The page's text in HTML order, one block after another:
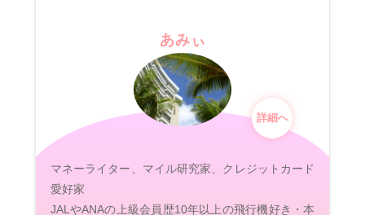
あみぃ
マネーライター、マイル研究家、クレジットカード
愛好家
JALやANAの上級会員歴10年以上の飛行機好き・本
詳細へ